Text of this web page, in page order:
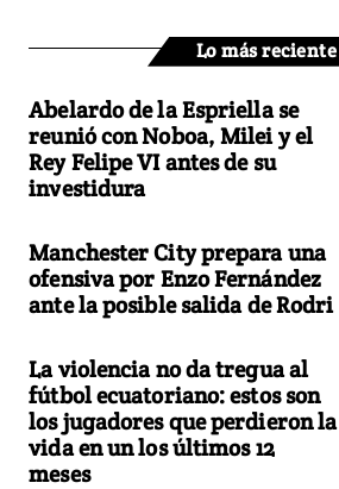
Lo más reciente
Abelardo de la Espriella se
reunió con Noboa, Milei y el
Rey Felipe VI antes de su
investidura
Manchester City prepara una
ofensiva por Enzo Fernández
ante la posible salida de Rodri
La violencia no da tregua al
fútbol ecuatoriano: estos son
los jugadores que perdieron la
vida en un los últimos 12
meses